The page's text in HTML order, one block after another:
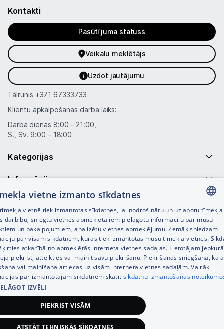
Kontakti
Pasūtījuma statuss
Veikalu meklētājs
Uzdot jautājumu
Tālrunis +371 67333733
Klientu apkalpošanas darba laiks:
Darba dienās 8:00 – 21:00,
S., Sv. 9:00 – 18:00
Kategorijas
Informācija
Noderīgas saites
© SIA Tet 2026 -
LATVIAN
RUSSIAN
ENGLISH
vietne izmanto sīkdatnes
vietnē tiek izmantotas sīkdatnes, lai nodrošinātu un uzlabotu tīmekļa
darbību, sniegtu vietnes apmeklētājiem pielāgotu informāciju par mūsu
un pakalpojumiem, analizētu vietnes apmeklējumu. Zemāk sniedzam
par visām sīkdatnēm, kuras tiek izmantotas mūsu tīmekļa vietnēs.
atkarībā no apmeklētās interneta vietnes sadaļas. Lietotājam
piekrist, atteikties vai mainīt savu piekrišanu. Piekrišanas sniegšana, kā
vai mainīšana attiecas uz visām interneta vietnes sadaļām. Vairāk
par izmantotajām sīkdatnēm skatīt sīkdatņu izmantošanas
IZVĒLI
PIEKRIST VISĀM
ATSTĀT TEHNISKĀS SĪKDATNES